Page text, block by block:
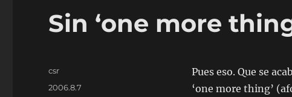
Sin ‘one more
Pues eso. Que se
‘one more thing’
Autor
csr
Publicado
2006.8.7